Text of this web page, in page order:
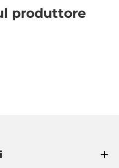
produttore